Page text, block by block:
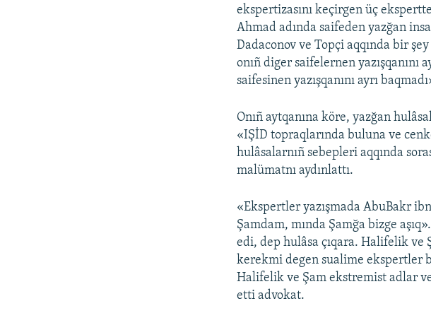
ekspertizasını keçirgen üç
Ahmad adında saifeden yazğan
Dadaconov ve Topçi aqqında bir
onıñ diger saifelernen
saifesinen yazışqanını ayrı
Onıñ aytqanına köre, yazğan
«IŞİD topraqlarında buluna ve
hulâsalarnıñ sebepleri aqqında
malümatnı aydınlattı.
«Ekspertler yazışmada AbuBakr
Şamdam, mında Şamğa bizge
edi, dep hulâsa çıqara. Halifelik
kerekmi degen sualime ekspertler
Halifelik ve Şam ekstremist adlar
etti advokat.